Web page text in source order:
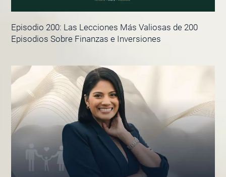
Episodio 200: Las Lecciones Más Valiosas de 200
Episodios Sobre Finanzas e Inversiones